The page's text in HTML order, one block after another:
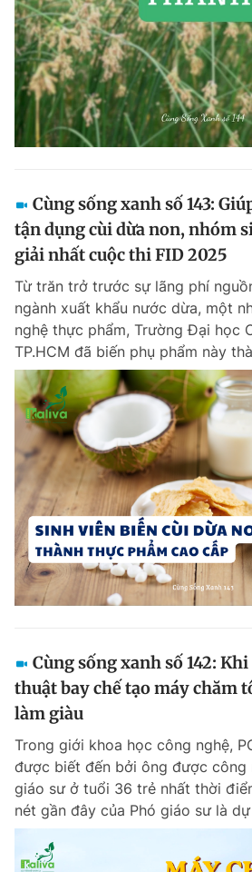
Cùng sống xanh số 143:
tận dụng cùi dừa non, nhóm
giải nhất cuộc thi FID 2025
Từ trăn trở trước sự lãng phí
ngành xuất khẩu nước dừa, một
nghệ thực phẩm, Trường Đại học
TP.HCM đã biến phụ phẩm này
Cùng sống xanh số 142:
thuật bay chế tạo máy chăm
làm giàu
Trong giới khoa học công nghệ,
được biết đến bởi ông được công
giáo sư ở tuổi 36 trẻ nhất thời
nét gần đây của Phó giáo sư là